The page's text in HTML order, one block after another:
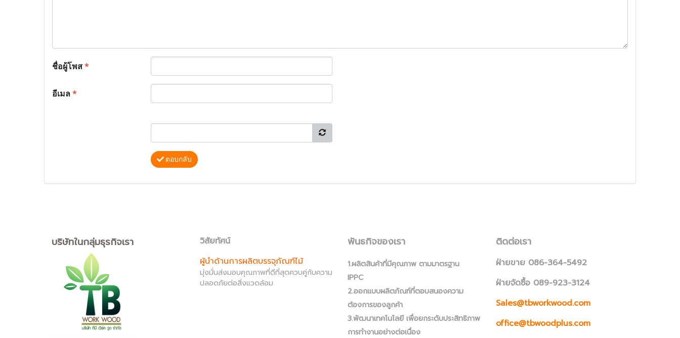
ชื่อผู้โพส*
อีเมล*
ตอบกลับ
บริษัทในกลุ่มธุรกิจเรา
วิสัยทัศน์
ผู้นำด้านการผลิตบรรจุภัณฑ์ไม้
มุ่งมั่นส่งมอบคุณภาพที่ดีที่สุดควบคู่กับความ
ปลอดภัยต่อสิ่งแวดล้อม
พันธกิจของเรา
1.ผลิตสินค้าที่มีคุณภาพ ตามมาตรฐาน
IPPC
2.ออกแบบผลิตภัณฑ์ที่ตอบสนองความ
ต้องการของลูกค้า
3.พัฒนาเทคโนโลยี เพื่อยกระดับประสิทธิภาพ
การทำงานอย่างต่อเนื่อง
ติดต่อเรา
ฝ่ายขาย 086-364-5492
ฝ่ายจัดซื้อ 089-923-3124
Sales@tbworkwood.com
office@tbwoodplus.com